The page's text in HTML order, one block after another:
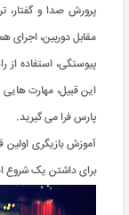
پرورش صدا و گفتار،
مقابل دوربین،
پیوستگی، استفاده از
این قبیل، مهارت
پارس فرا می گیرید.
آموزش بازیگری اولین
برای داشتن یک شروع